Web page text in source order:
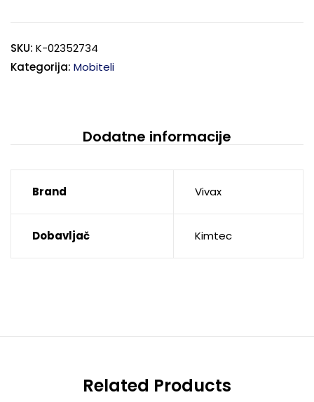
SKU: K-02352734
Kategorija: Mobiteli
Dodatne informacije
Brand Vivax
Dobavljač Kimtec
Related Products